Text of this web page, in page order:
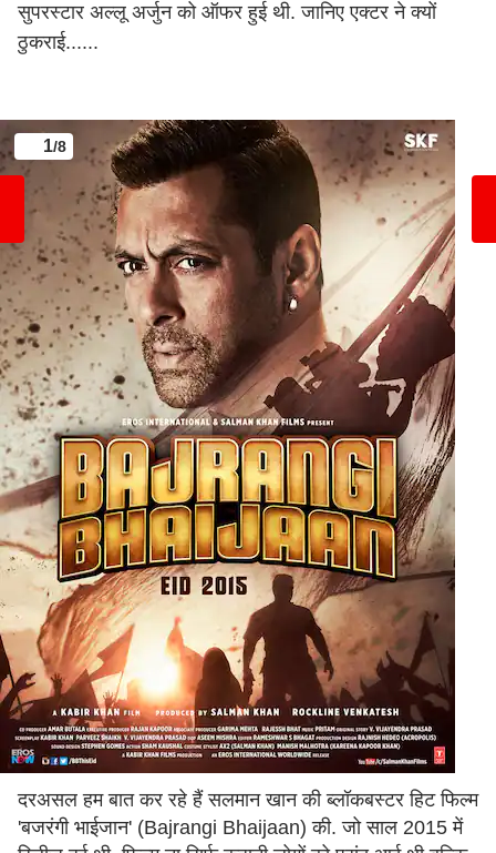
सुपरस्टार अल्लू अर्जुन को ऑफर हुई थी. जानिए एक्टर ने क्यों
ठुकराई......
1/8
दरअसल हम बात कर रहे हैं सलमान खान की ब्लॉकबस्टर हिट फिल्म
'बजरंगी भाईजान' (Bajrangi Bhaijaan) की. जो साल 2015 में